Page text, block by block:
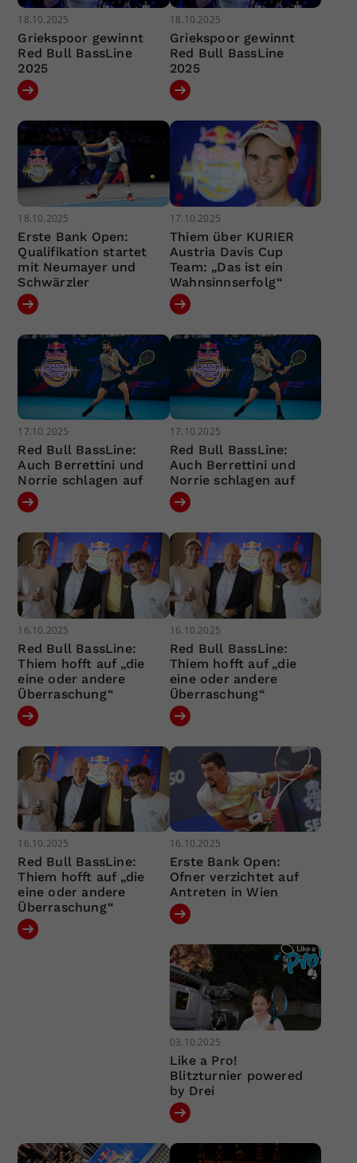
18.10.2025
Griekspoor gewinnt
Red Bull BassLine
2025
18.10.2025
Griekspoor gewinnt
Red Bull BassLine
2025
18.10.2025
Erste Bank Open:
Qualifikation startet
mit Neumayer und
Schwärzler
17.10.2025
Thiem über KURIER
Austria Davis Cup
Team: „Das ist ein
Wahnsinnserfolg“
17.10.2025
Red Bull BassLine:
Auch Berrettini und
Norrie schlagen auf
17.10.2025
Red Bull BassLine:
Auch Berrettini und
Norrie schlagen auf
16.10.2025
Red Bull BassLine:
Thiem hofft auf „die
eine oder andere
Überraschung“
16.10.2025
Red Bull BassLine:
Thiem hofft auf „die
eine oder andere
Überraschung“
16.10.2025
Red Bull BassLine:
Thiem hofft auf „die
eine oder andere
Überraschung“
16.10.2025
Erste Bank Open:
Ofner verzichtet auf
Antreten in Wien
03.10.2025
Like a Pro!
Blitzturnier powered
by Drei